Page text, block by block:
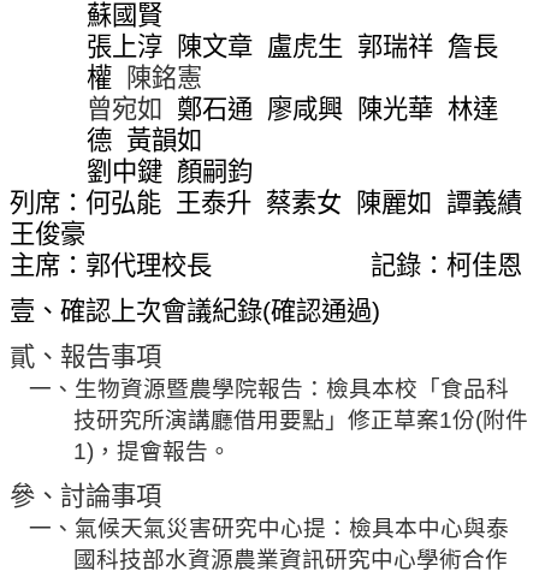
關
於
書
室
服
法
蘇國賢
張上淳
陳文章 盧虎生 郭瑞祥 詹長
權
陳銘憲
曾宛如
鄭石通 廖咸興 陳光華 林達
德 黃韻如
劉中鍵 顏嗣鈞
列席：何弘能 王泰升 蔡素女 陳麗如
譚義績
王俊豪
主席： 郭代理校長
記錄：柯佳恩
壹、確認上次會議紀錄(確認通過)
貳、報告事項
一、生物資源暨農學院報告 ：檢具本校「食品科
技研究所演講廳借用要點」修正草案1份(附件
1) ，提會報告。
參、討論事項
一、氣候天氣災害研究中心提：檢具本中心與泰
國科技部水資源農業資訊研究中心學術合作